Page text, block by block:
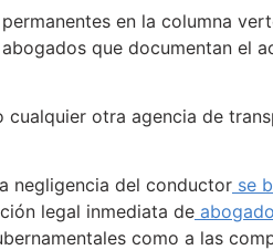
en la columna
que documentan el
cualquier otra agencia de
negligencia del conductor se
legal inmediata de
como a las